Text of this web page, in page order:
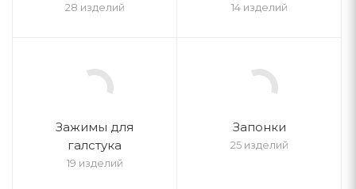
28 изделий 14 изделий
Зажимы для
галстука
19 изделий
Запонки
25 изделий